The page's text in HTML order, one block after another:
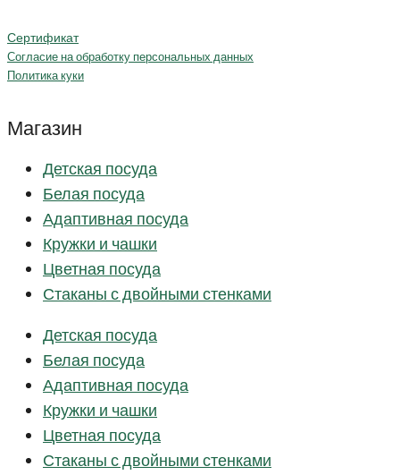
Сертификат
Согласие на обработку персональных данных
Политика куки
Магазин
Детская посуда
Белая посуда
Адаптивная посуда
Кружки и чашки
Цветная посуда
Стаканы с двойными стенками
Детская посуда
Белая посуда
Адаптивная посуда
Кружки и чашки
Цветная посуда
Стаканы с двойными стенками